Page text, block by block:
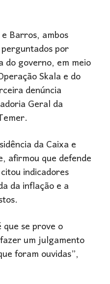
Barros, ambos
por
do governo, em meio
Skala e do
denúncia
Geral da
da Caixa e
afirmou que defende
indicadores
da inflação e a
se prove o
um julgamento
foram ouvidas”,